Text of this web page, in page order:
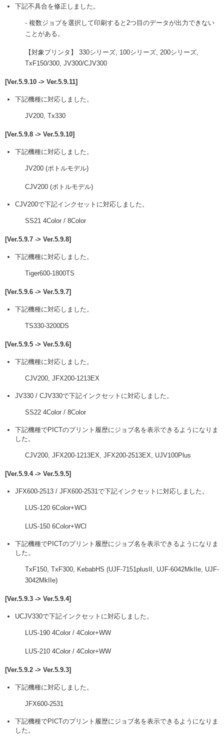
下記不具合を修正しました。
- 複数ジョブを選択して印刷すると2つ目のデータが出力できない
ことがある。
【対象プリンタ】 330シリーズ, 100シリーズ, 200シリーズ,
TxF150/300, JV300/CJV300
[Ver.5.9.10 -> Ver.5.9.11]
下記機種に対応しました。
JV200, Tx330
[Ver.5.9.8 -> Ver.5.9.10]
下記機種に対応しました。
JV200 (ボトルモデル)
CJV200 (ボトルモデル)
CJV200で下記インクセットに対応しました。
SS21 4Color / 8Color
[Ver.5.9.7 -> Ver.5.9.8]
下記機種に対応しました。
Tiger600-1800TS
[Ver.5.9.6 -> Ver.5.9.7]
下記機種に対応しました。
TS330-3200DS
[Ver.5.9.5 -> Ver.5.9.6]
下記機種に対応しました。
CJV200, JFX200-1213EX
JV330 / CJV330で下記インクセットに対応しました。
SS22 4Color / 8Color
下記機種でPICTのプリント履歴にジョブ名を表示できるようになりま
した。
CJV200, JFX200-1213EX, JFX200-2513EX, UJV100Plus
[Ver.5.9.4 -> Ver.5.9.5]
JFX600-2513 / JFX600-2531で下記インクセットに対応しました。
LUS-120 6Color+WCl
LUS-150 6Color+WCl
下記機種でPICTのプリント履歴にジョブ名を表示できるようになりま
した。
TxF150, TxF300, KebabHS (UJF-7151plusII, UJF-6042MkIIe, UJF-
3042MkIIe)
[Ver.5.9.3 -> Ver.5.9.4]
UCJV330で下記インクセットに対応しました。
LUS-190 4Color / 4Color+WW
LUS-210 4Color / 4Color+WW
[Ver.5.9.2 -> Ver.5.9.3]
下記機種に対応しました。
JFX600-2531
下記機種でPICTのプリント履歴にジョブ名を表示できるようになりま
した。